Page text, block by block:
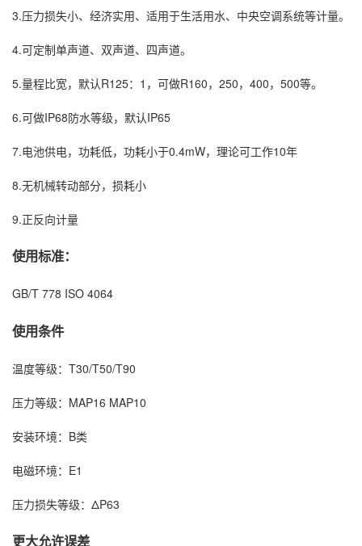
3.压力损失小、经济实用、适用于生活用水、中央空调系统等计量。
4.可定制单声道、双声道、四声道。
5.量程比宽，默认R125：1，可做R160，250，400，500等。
6.可做IP68防水等级，默认IP65
7.电池供电，功耗低，功耗小于0.4mW，理论可工作10年
8.无机械转动部分，损耗小
9.正反向计量
使用标准：
GB/T 778 ISO 4064
使用条件
温度等级：T30/T50/T90
压力等级：MAP16 MAP10
安装环境：B类
电磁环境：E1
压力损失等级：ΔP63
更大允许误差